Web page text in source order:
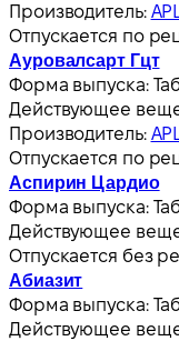
Производитель:
Отпускается по
Ауровалсарт Гцт
Форма выпуска:
Действующее
Производитель:
Отпускается по
Аспирин Цардио
Форма выпуска:
Действующее
Отпускается без
Абиазит
Форма выпуска:
Действующее